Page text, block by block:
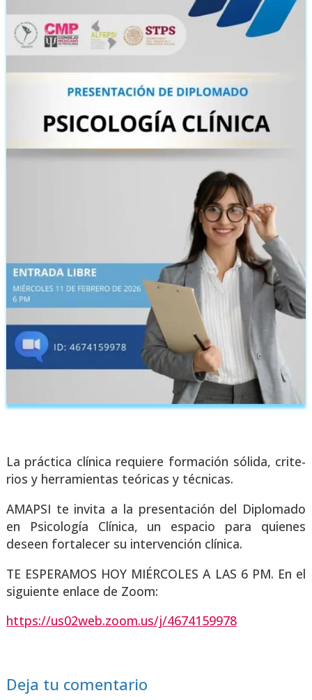
La prác­ti­ca clí­ni­ca requie­re for­ma­ción sóli­da, cri­te­
rios y herra­mien­tas teó­ri­cas y téc­ni­cas.
AMAPSI te invi­ta a la pre­sen­ta­ción del Diplo­ma­do
en Psi­co­lo­gía Clí­ni­ca, un espa­cio para quie­nes
deseen for­ta­le­cer su inter­ven­ción clí­ni­ca.
TE ESPERAMOS HOY MIÉRCOLES A LAS 6 PM. En el
siguien­te enla­ce de Zoom:
https://us02web.zoom.us/j/4674159978
Deja tu comentario